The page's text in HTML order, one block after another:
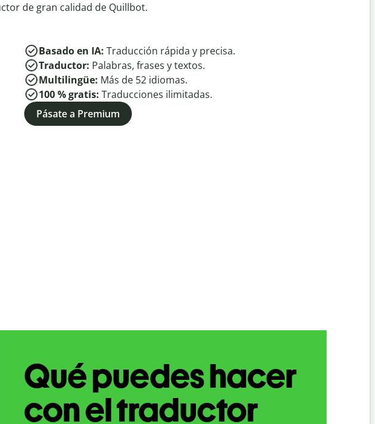
de gran calidad de Quillbot.
Basado en IA: Traducción rápida y precisa.
Traductor: Palabras, frases y textos.
Multilingüe: Más de 52 idiomas.
100 % gratis: Traducciones ilimitadas.
Pásate a Premium
Qué puedes hacer
con el traductor